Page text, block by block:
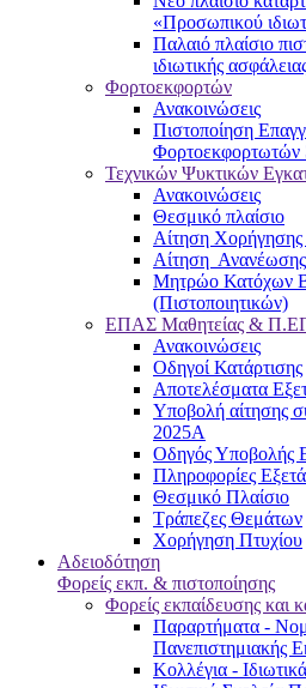
«Προσωπικού
Παλαιό πλαίσιο
ιδιωτικής
Φορτοεκφορτών
Ανακοινώσεις
Πιστοποίηση
Φορτοεκφορτωτών
Τεχνικών Ψυκτικών
Ανακοινώσεις
Θεσμικό πλαίσιο
Αίτηση Χορήγησης
Αίτηση Ανανέωσης
Μητρώο Κατόχων
(Πιστοποιητικών)
ΕΠΑΣ Μαθητείας &
Ανακοινώσεις
Oδηγοί Κατάρτισης
Αποτελέσματα
Υποβολή αίτησης
2025Α
Οδηγός Υποβολής
Πληροφορίες
Θεσμικό Πλαίσιο
Τράπεζες Θεμάτων
Χορήγηση Πτυχίου
Αδειοδότηση
Φορείς εκπ. & πιστοποίησης
Φορείς εκπαίδευσης και
Παραρτήματα -
Πανεπιστημιακής
Κολλέγια -